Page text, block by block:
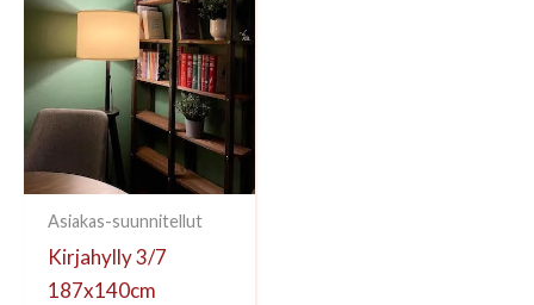
Asiakas-suunnitellut
Kirjahylly 3/7
187x140cm